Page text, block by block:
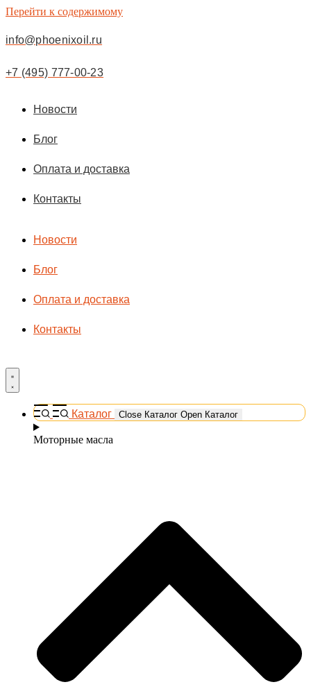
Перейти к содержимому
info@phoenixoil.ru
+7 (495) 777-00-23
Новости
Блог
Оплата и доставка
Контакты
Новости
Блог
Оплата и доставка
Контакты
Каталог Close Каталог Open Каталог
Моторные масла